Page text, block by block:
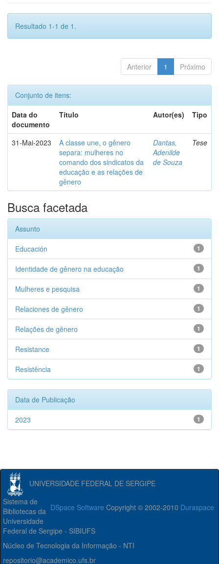
Resultado 1-1 de 1.
Anterior 1 Próximo
Conjunto de itens:
Data do
documento
Título Autor(es) Tipo
31-Mai-2023
A classe une, o gênero
separa: mulheres no
comando dos sindicatos da
educação e as relações de
gênero
Dantas,
Adenilde
de Souza
Tese
Busca facetada
Assunto
1
Educación
1
Identidade de gênero na educação
1
Mulheres e pesquisa
1
Relaciones de gênero
1
Relações de gênero
1
Resistance
1
Resistência
Data de Publicação
1
2023
UNIVERSIDADE FEDERAL DE SERGIPE
DSpace Software Copyright © 2002-2010 Duraspace
Sistema de
Bibliotecas da
Universidade
Federal de Sergipe - SIBIUFS
Núcleo de Tecnologia da Informação - NTI
repositorio@academico.ufs.br